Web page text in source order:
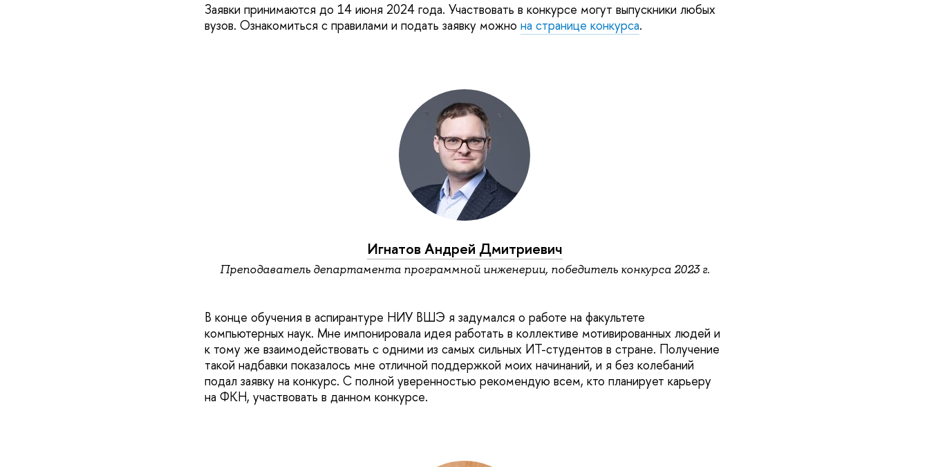
Заявки принимаются до 14 июня 2024 года. Участвовать в конкурсе могут выпускники любых
вузов. Ознакомиться с правилами и подать заявку можно на странице конкурса.
Игнатов Андрей Дмитриевич
Преподаватель департамента программной инженерии, победитель конкурса 2023 г.
В конце обучения в аспирантуре НИУ ВШЭ я задумался о работе на факультете
компьютерных наук. Мне импонировала идея работать в коллективе мотивированных людей и
к тому же взаимодействовать с одними из самых сильных ИТ-студентов в стране. Получение
такой надбавки показалось мне отличной поддержкой моих начинаний, и я без колебаний
подал заявку на конкурс. С полной уверенностью рекомендую всем, кто планирует карьеру
на ФКН, участвовать в данном конкурсе.